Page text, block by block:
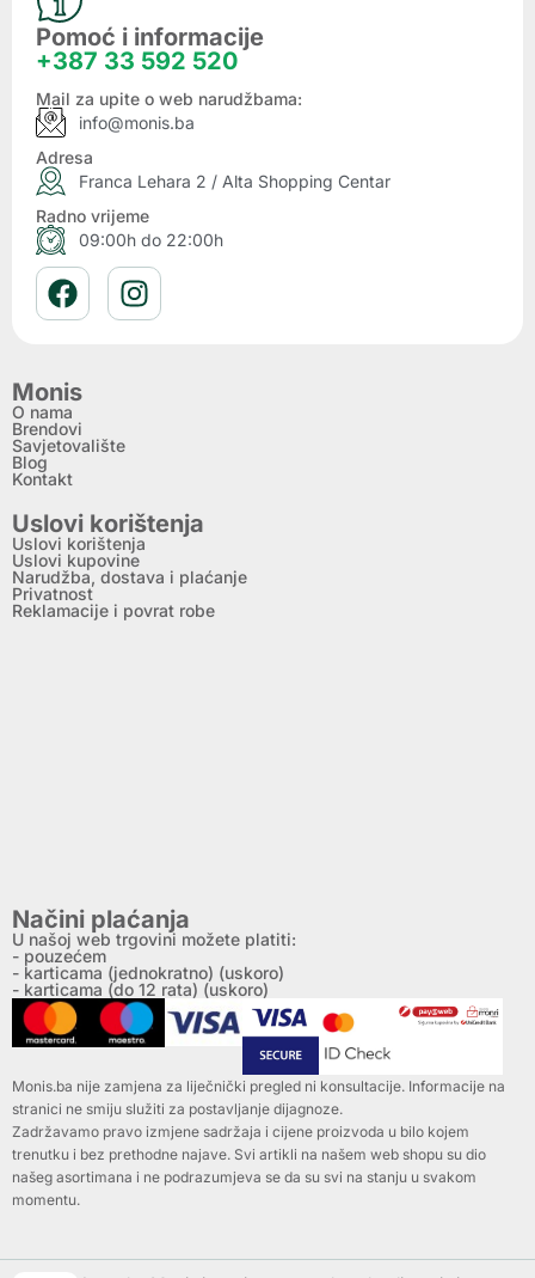
Pomoć i informacije
+387 33 592 520
Mail za upite o web narudžbama:
info@monis.ba
Adresa
Franca Lehara 2 / Alta Shopping Centar
Radno vrijeme
09:00h do 22:00h
Monis
O nama
Brendovi
Savjetovalište
Blog
Kontakt
Uslovi korištenja
Uslovi korištenja
Uslovi kupovine
Narudžba, dostava i plaćanje
Privatnost
Reklamacije i povrat robe
Načini plaćanja
U našoj web trgovini možete platiti:
- pouzećem
- karticama (jednokratno) (uskoro)
- karticama (do 12 rata) (uskoro)
Monis.ba nije zamjena za liječnički pregled ni konsultacije. Informacije na
stranici ne smiju služiti za postavljanje dijagnoze.
Zadržavamo pravo izmjene sadržaja i cijene proizvoda u bilo kojem
trenutku i bez prethodne najave. Svi artikli na našem web shopu su dio
našeg asortimana i ne podrazumjeva se da su svi na stanju u svakom
momentu.